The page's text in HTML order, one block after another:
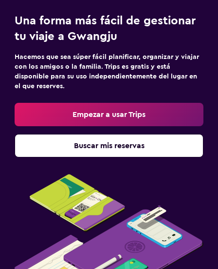
Una forma más fácil de gestionar
tu viaje a Gwangju
Hacemos que sea súper fácil planificar, organizar y viajar
con los amigos o la familia. Trips es gratis y está
disponible para su uso independientemente del lugar en
el que reserves.
Empezar a usar Trips
Buscar mis reservas